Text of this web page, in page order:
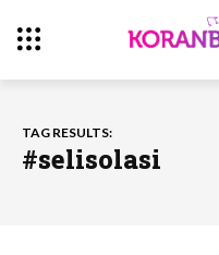
TAG RESULTS:
#selisolasi